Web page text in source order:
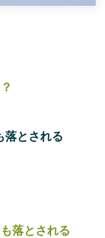
落とされる
落とされる